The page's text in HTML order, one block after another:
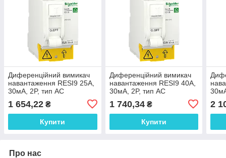
Диференційний вимикач
навантаження RESI9 25A,
30мA, 2P, тип АС
1 654,22 ₴
Купити
Диференційний вимикач
навантаження RESI9 40A,
30мA, 2P, тип АС
1 740,34₴
Купити
2
Про нас